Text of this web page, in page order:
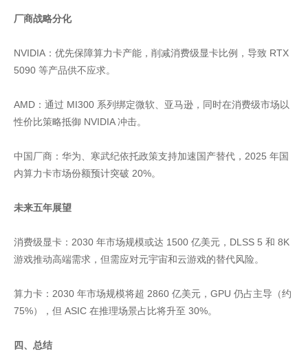
厂商战略分化
NVIDIA：优先保障算力卡产能，削减消费级显卡比例，导致 RTX
5090 等产品供不应求。
AMD：通过 MI300 系列绑定微软、亚马逊，同时在消费级市场以
性价比策略抵御 NVIDIA 冲击。
中国厂商：华为、寒武纪依托政策支持加速国产替代，2025 年国
内算力卡市场份额预计突破 20%。
未来五年展望
消费级显卡：2030 年市场规模或达 1500 亿美元，DLSS 5 和 8K
游戏推动高端需求，但需应对元宇宙和云游戏的替代风险。
算力卡：2030 年市场规模将超 2860 亿美元，GPU 仍占主导（约
75%），但 ASIC 在推理场景占比将升至 30%。
四、总结